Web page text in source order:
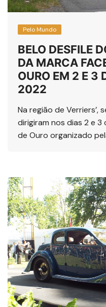
Pelo Mundo
BELO DESFILE
DA MARCA
OURO EM 2 E 3
2022
Na região de Verriers’,
dirigiram nos dias 2 e
de Ouro organizado